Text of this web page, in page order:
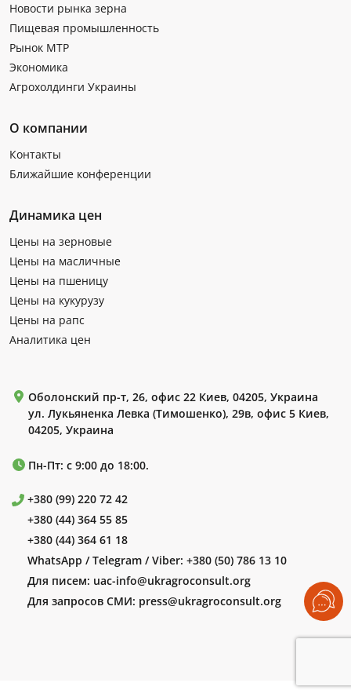
Новости рынка зерна
Пищевая промышленность
Рынок МТР
Экономика
Агрохолдинги Украины
О компании
Контакты
Ближайшие конференции
Динамика цен
Цены на зерновые
Цены на масличные
Цены на пшеницу
Цены на кукурузу
Цены на рапс
Аналитика цен
Оболонский пр-т, 26, офис 22 Киев, 04205, Украина
ул. Лукьяненка Левка (Тимошенко), 29в, офис 5 Киев,
04205, Украина
Пн-Пт: с 9:00 до 18:00.
+380 (99) 220 72 42
+380 (44) 364 55 85
+380 (44) 364 61 18
WhatsApp / Telegram / Viber: +380 (50) 786 13 10
Для писем: uac-info@ukragroconsult.org
Для запросов СМИ: press@ukragroconsult.org